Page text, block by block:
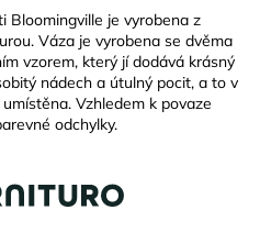
Bloomingville je vyrobena z
Váza je vyrobena se dvěma
vzorem, který jí dodává krásný
nádech a útulný pocit, a to v
Vzhledem k povaze
odchylky.